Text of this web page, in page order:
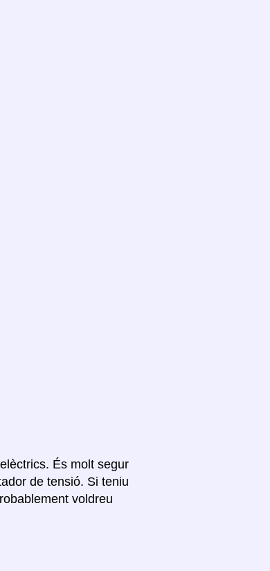
És molt segur
de tensió. Si teniu
voldreu